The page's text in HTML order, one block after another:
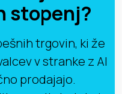
stopenj?
trgovin, ki že
v stranke z AI
prodajajo.